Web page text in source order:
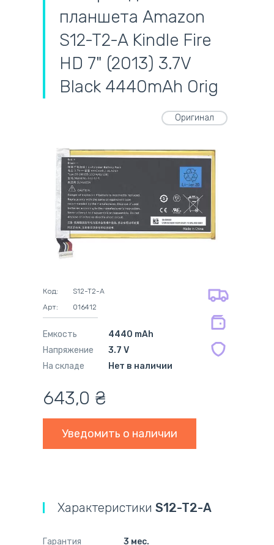
планшета Amazon
S12-T2-A Kindle Fire
HD 7" (2013) 3.7V
Black 4440mAh Orig
Оригинал
Код:
S12-T2-A
Арт:
016412
Емкость
4440 mAh
Напряжение
3.7 V
На складе
Нет в наличии
643,0 ₴
Уведомить о наличии
самовывоз
адресная доставка курьером
самовывоз из новой почты
наличный расчёт
безналичный расчёт
мес.
мес.
Характеристики S12-T2-A
Гарантия
3 мес.